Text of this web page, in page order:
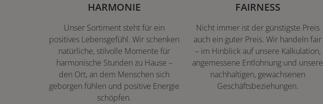
HARMONIE
Unser Sortiment steht für ein
positives Lebensgefühl. Wir schenken
natürliche, stilvolle Momente für
harmonische Stunden zu Hause –
den Ort, an dem Menschen sich
geborgen fühlen und positive Energie
schöpfen.
FAIRNESS
Nicht immer ist der günstigste Preis
auch ein guter Preis. Wir handeln fair
– im Hinblick auf unsere Kalkulation,
angemessene Entlohnung und unsere
nachhaltigen, gewachsenen
Geschäftsbeziehungen.